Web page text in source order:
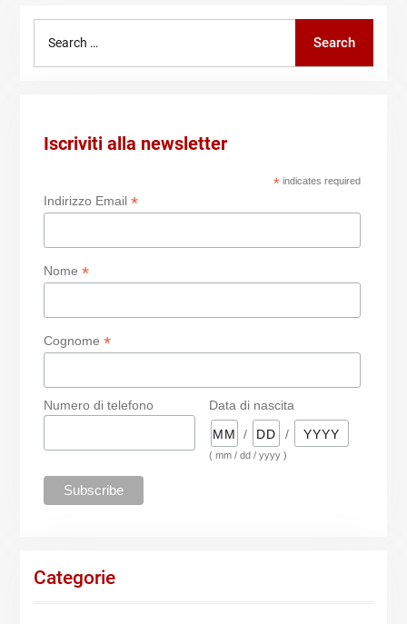
Search
Iscriviti alla newsletter
*indicates required
Indirizzo Email *
Nome *
Cognome *
Numero di telefono
Data di nascita
/
/
( mm / dd / yyyy )
Categorie